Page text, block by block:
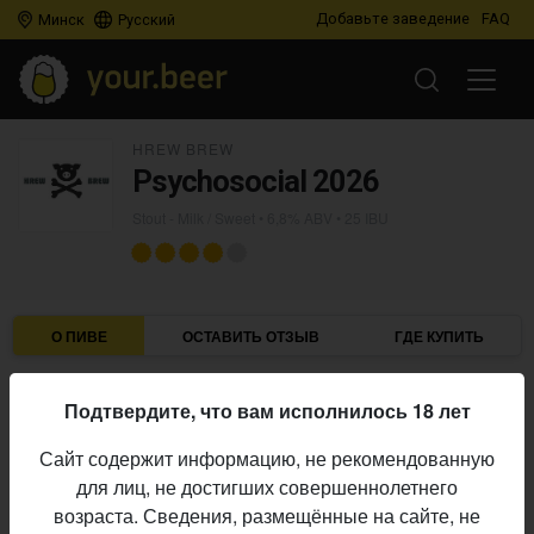
Минск Русский Добавьте заведение FAQ
Psychosocial 2026
О ПИВЕ ОСТАВИТЬ ОТЗЫВ ГДЕ КУПИТЬ
Пивоварня:
Алкоголь:
6,8%
Горечь:
25 IBU
Начало
Подтвердите, что вам исполнилось 18 лет
Сайт содержит информацию, не рекомендованную
для лиц, не достигших совершеннолетнего
возраста. Сведения, размещённые на сайте, не